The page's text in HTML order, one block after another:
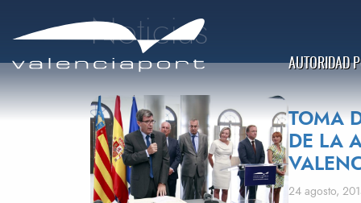
AUTORIDAD
Noticias
TOMA
DE LA
Publicado el
24 agosto,